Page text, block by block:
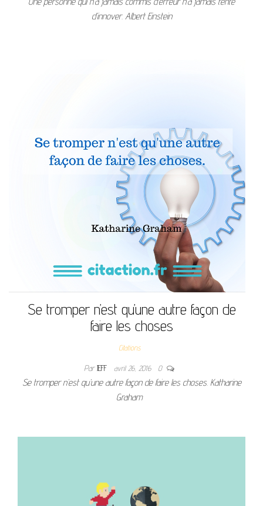
d’innover. Albert Einstein
Se tromper n’est qu’une autre façon de
faire les choses
Citations
ParJEFF avril 26, 2016 0
Se tromper n’est qu’une autre façon de faire les choses. Katharine
Graham